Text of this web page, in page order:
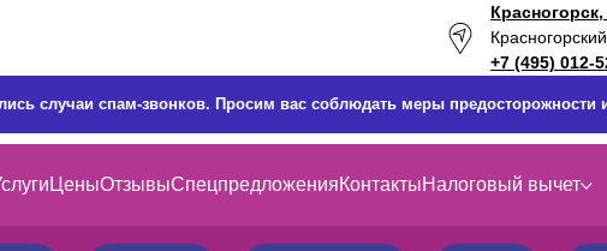
+7 (495) 012-
случаи спам-звонков. Просим вас соблюдать меры
ЦеныОтзывыСпецпредложенияКонтактыНалоговый вычет